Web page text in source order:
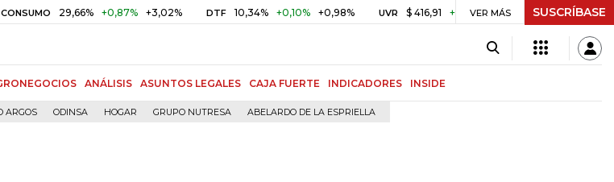
29,66% +0,87% +3,02% DTF 10,34% +0,10% +0,98% UVR $ 416,91 +$ 0,05 +0,01% BITCOIN US$
VER MÁS SUSCRÍBASE
ANÁLISIS ASUNTOS LEGALES CAJA FUERTE INDICADORES INSIDE
ARGOS ODINSA HOGAR GRUPO NUTRESA ABELARDO DE LA ESPRIELLA